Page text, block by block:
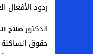
ردود الأفعال
الدكتورصلاح
حقوق الساكنة